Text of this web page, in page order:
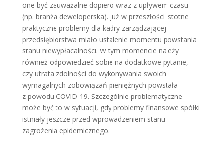
one być zauważalne dopiero wraz z upływem czasu
(np. branża deweloperska). Już w przeszłości istotne
praktyczne problemy dla kadry zarządzającej
przedsiębiorstwa miało ustalenie momentu powstania
stanu niewypłacalności. W tym momencie należy
również odpowiedzieć sobie na dodatkowe pytanie,
czy utrata zdolności do wykonywania swoich
wymagalnych zobowiązań pieniężnych powstała
z powodu COVID-19. Szczególnie problematyczne
może być to w sytuacji, gdy problemy finansowe spółki
istniały jeszcze przed wprowadzeniem stanu
zagrożenia epidemicznego.